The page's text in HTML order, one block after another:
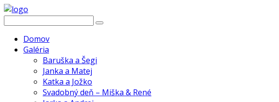
Domov
Galéria
Baruška a Šegi
Janka a Matej
Katka a Jožko
Svadobný deň – Miška & René